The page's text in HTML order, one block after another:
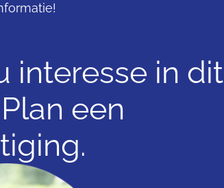
interesse in dit
een